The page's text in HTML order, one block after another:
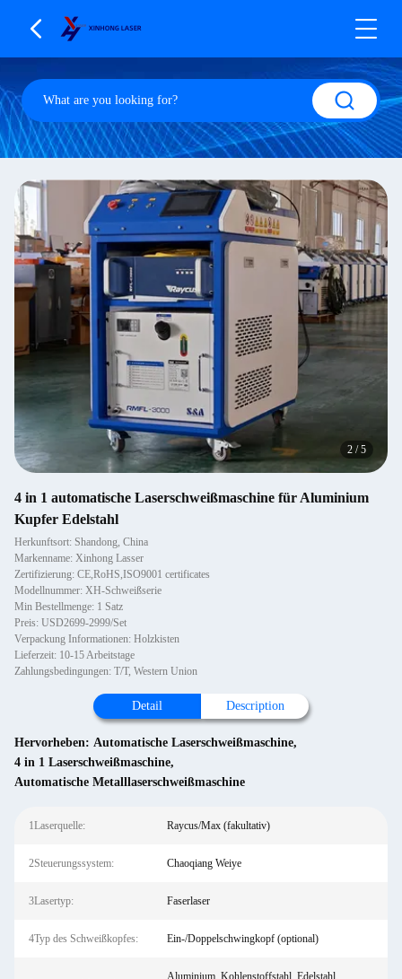
2 /5
4 in 1 automatische Laserschweißmaschine für Aluminium
Kupfer Edelstahl
Herkunftsort: Shandong, China
Markenname: Xinhong Lasser
Zertifizierung: CE,RoHS,ISO9001 certificates
Modellnummer: XH-Schweißserie
Min Bestellmenge: 1 Satz
Preis: USD2699-2999/Set
Verpackung Informationen: Holzkisten
Lieferzeit: 10-15 Arbeitstage
Zahlungsbedingungen: T/T, Western Union
Detail Description
Hervorheben: Automatische Laserschweißmaschine,
4 in 1 Laserschweißmaschine,
Automatische Metalllaserschweißmaschine
1Laserquelle: Raycus/Max (fakultativ)
2Steuerungssystem: Chaoqiang Weiye
3Lasertyp: Faserlaser
4Typ des Schweißkopfes: Ein-/Doppelschwingkopf (optional)
Aluminium, Kohlenstoffstahl, Edelstahl,